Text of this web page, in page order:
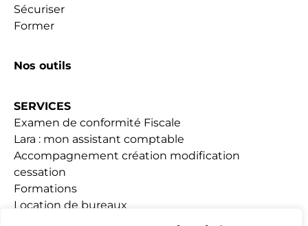
Sécuriser
Former
Nos outils
SERVICES
Examen de conformité Fiscale
Lara : mon assistant comptable
Accompagnement création modification
cessation
Formations
Location de bureaux